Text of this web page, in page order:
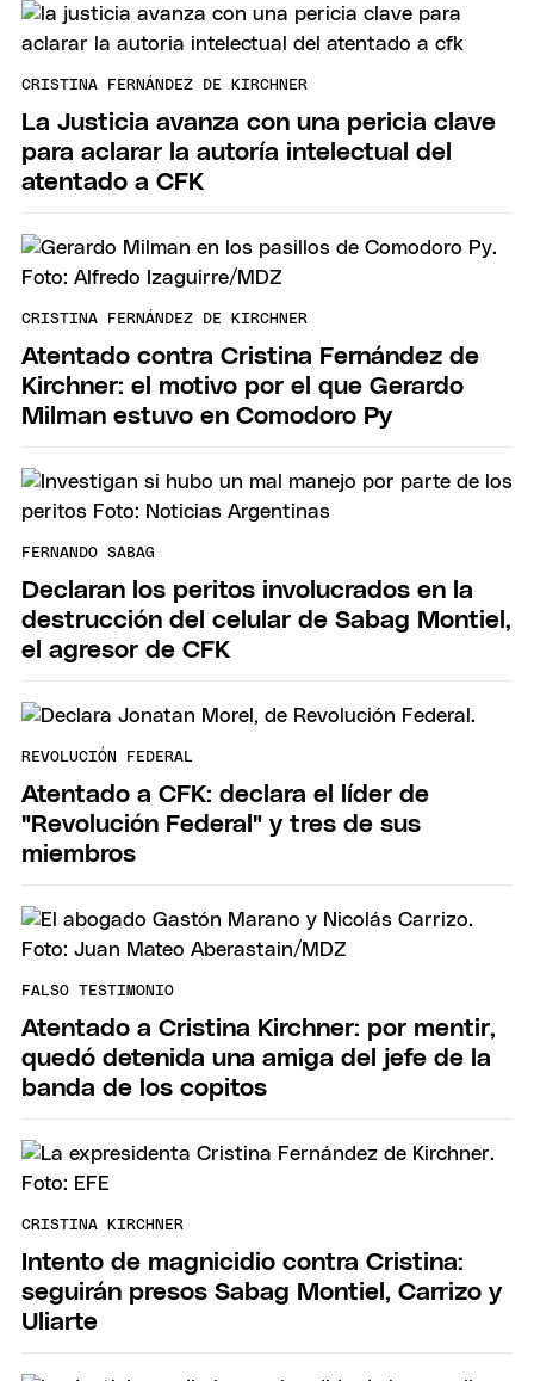
CRISTINA FERNÁNDEZ DE KIRCHNER
La Justicia avanza con una pericia clave
para aclarar la autoría intelectual del
atentado a CFK
CRISTINA FERNÁNDEZ DE KIRCHNER
Atentado contra Cristina Fernández de
Kirchner: el motivo por el que Gerardo
Milman estuvo en Comodoro Py
FERNANDO SABAG
Declaran los peritos involucrados en la
destrucción del celular de Sabag Montiel,
el agresor de CFK
REVOLUCIÓN FEDERAL
Atentado a CFK: declara el líder de
"Revolución Federal" y tres de sus
miembros
FALSO TESTIMONIO
Atentado a Cristina Kirchner: por mentir,
quedó detenida una amiga del jefe de la
banda de los copitos
CRISTINA KIRCHNER
Intento de magnicidio contra Cristina:
seguirán presos Sabag Montiel, Carrizo y
Uliarte